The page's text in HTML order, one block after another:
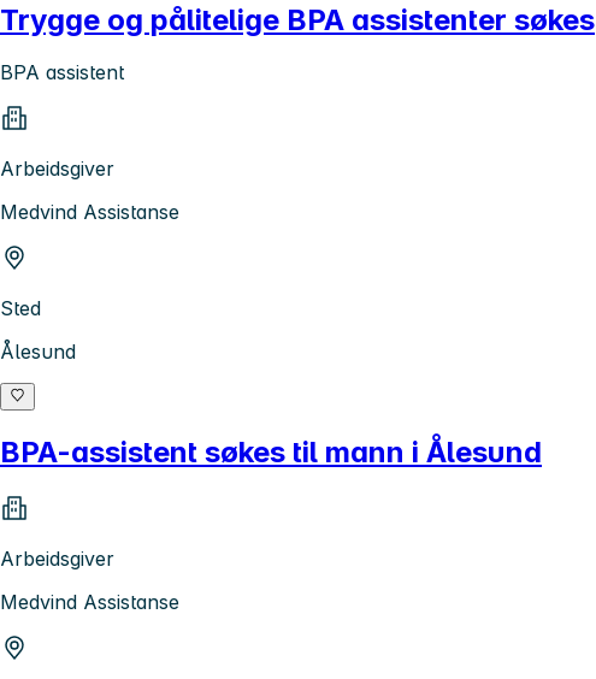
Trygge og pålitelige BPA assistenter søkes
BPA assistent
Arbeidsgiver
Medvind Assistanse
Sted
Ålesund
BPA-assistent søkes til mann i Ålesund
Arbeidsgiver
Medvind Assistanse